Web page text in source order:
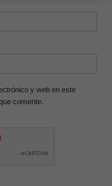
y web en este
comente.